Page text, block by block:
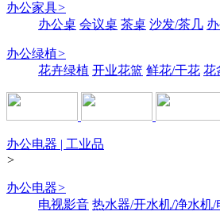
办公家具>
办公桌 会议桌 茶桌 沙发/茶几
办公绿植>
花卉绿植 开业花篮 鲜花/干花 花
办公电器 | 工业品
>
办公电器>
电视影音 热水器/开水机/净水机/